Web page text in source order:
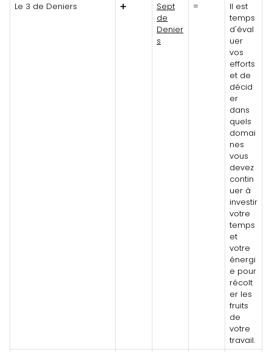
Le 3 de Deniers
➕
Sept
de
Denier
s
=
Il est
temps
d'éval
uer
vos
efforts
et de
décid
er
dans
quels
domai
nes
vous
devez
contin
uer à
investir
votre
temps
et
votre
énergi
e pour
récolt
er les
fruits
de
votre
travail.